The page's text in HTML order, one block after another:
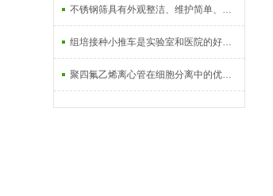
不锈钢筛具有外观整洁、维护简单、清理方便等优点
组培接种小推车是实验室和医院的好帮手
聚四氟乙烯离心管在细胞分离中的优势分析